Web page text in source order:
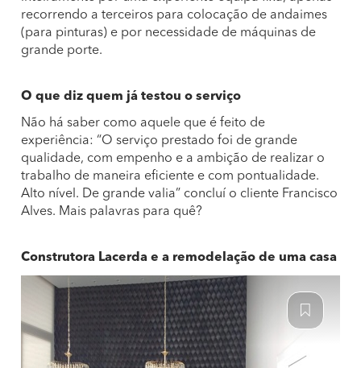
recorrendo a terceiros para colocação de andaimes
(para pinturas) e por necessidade de máquinas de
grande porte.
O que diz quem já testou o serviço
Não há saber como aquele que é feito de
experiência: “O serviço prestado foi de grande
qualidade, com empenho e a ambição de realizar o
trabalho de maneira eficiente e com pontualidade.
Alto nível. De grande valia” concluí o cliente Francisco
Alves. Mais palavras para quê?
Construtora Lacerda e a remodelação de uma casa